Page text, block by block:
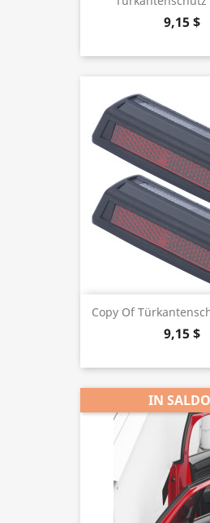
9,15 $
Copy Of
9,15 $
IN